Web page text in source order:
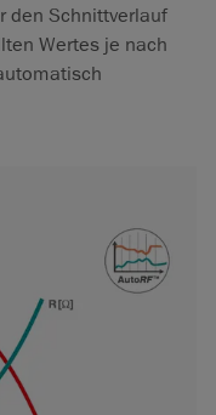
den Schnittverlauf
Wertes je nach